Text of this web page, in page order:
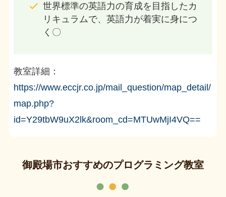
世界標準の英語力の育成を目指したカ
リキュラムで、英語力が着実に身につ
く〇
教室詳細：
https://www.eccjr.co.jp/mail_question/map_detail/
map.php?
id=Y29tbW9uX2lk&room_cd=MTUwMjI4VQ==
御殿場市おすすめのプログラミング教室